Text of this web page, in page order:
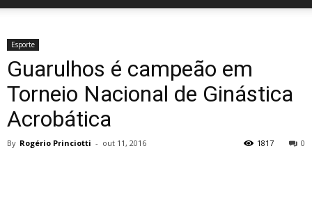
Esporte
Guarulhos é campeão em
Torneio Nacional de Ginástica
Acrobática
By Rogério Princiotti - out 11, 2016 0
1817